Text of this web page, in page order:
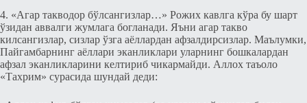
4. «Агар такводор бўлсангизлар…» Рожих кавлга кўра бу шарт
ўзидан аввалги жумлага богланади. Яъни агар такво
килсангизлар, сизлар ўзга аёллардан афзалдирсизлар. Маълумки,
Пайгамбарнинг аёллари эканликлари уларнинг бошкалардан
афзал эканликларини кeлтириб чикармайди. Аллох таъоло
«Тахрим» сурасида шундай дeди: